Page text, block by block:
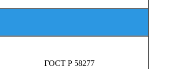
ГОСТ Р 58277